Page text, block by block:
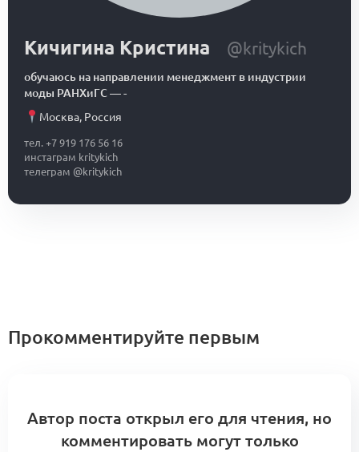
Кичигина Кристина @kritykich
обучаюсь на направлении менеджмент в индустрии
моды РАНХиГС—-
Москва, Россия
тел. +7 919 176 56 16
инстаграм kritykich
телеграм @kritykich
Прокомментируйте первым
Автор поста открыл его для чтения, но
комментировать могут только